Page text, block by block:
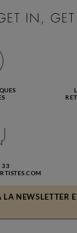
33
NEWSLETTER